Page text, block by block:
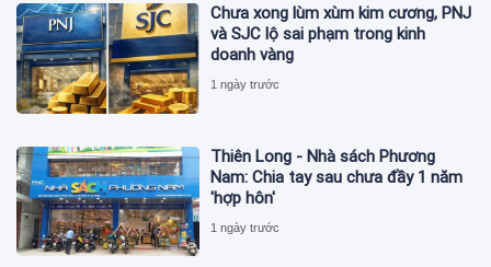
Chưa xong lùm xùm kim cương, PNJ
và SJC lộ sai phạm trong kinh
doanh vàng
1 ngày trước
Thiên Long - Nhà sách Phương
Nam: Chia tay sau chưa đầy 1 năm
'hợp hôn'
1 ngày trước